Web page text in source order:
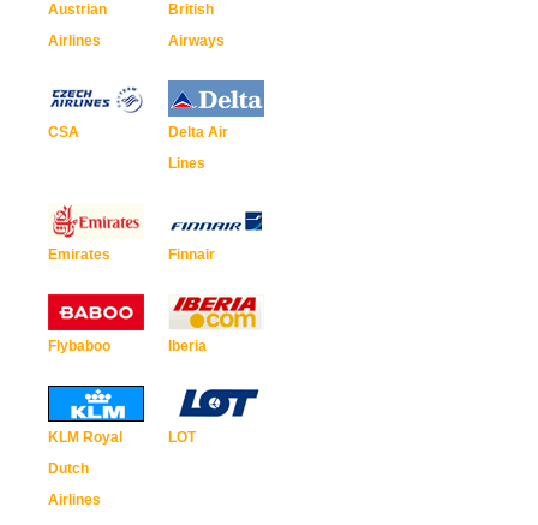
Austrian
Airlines
British
Airways
CSA
Delta Air
Lines
Emirates Finnair
Flybaboo Iberia
KLM Royal
Dutch
Airlines
LOT